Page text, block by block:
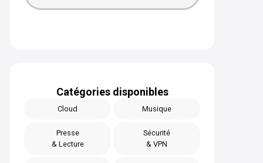
Catégories disponibles
Cloud Musique
Presse
& Lecture
Sécurité
& VPN